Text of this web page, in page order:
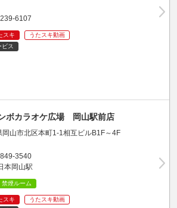
6107
スキ
うたスキ動画
ス
ボカラオケ広場 岡山駅前店
岡山市北区本町1-1相互ビルB1F～4F
3540
本岡山駅
禁煙ルーム
スキ
うたスキ動画